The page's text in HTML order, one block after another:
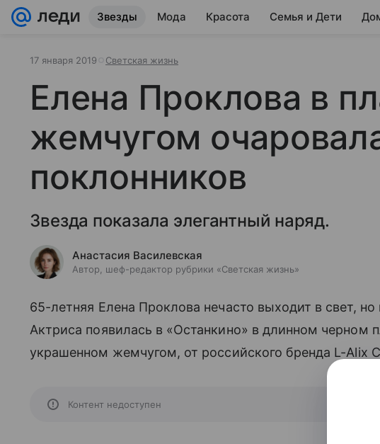
Звезды Мода Красота Семья и Дети
17 января 2019 Светская жизнь
Елена Проклова в
жемчугом
поклонников
Звезда показала элегантный наряд.
Анастасия Василевская
Автор, шеф-редактор рубрики «Светская жизнь»
65-летняя Елена Проклова нечасто выходит в свет,
Актриса появилась в «Останкино» в длинном черном
украшенном жемчугом, от российского бренда L-Alix
Контент недоступен